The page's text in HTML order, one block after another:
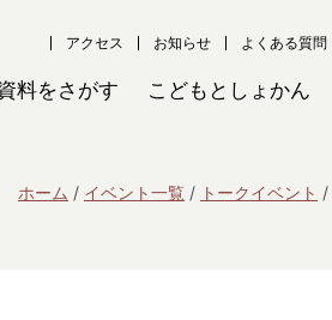
アクセス お知らせ よくある質問
料をさがす こどもとしょかん
ホーム イベント一覧 トークイベント